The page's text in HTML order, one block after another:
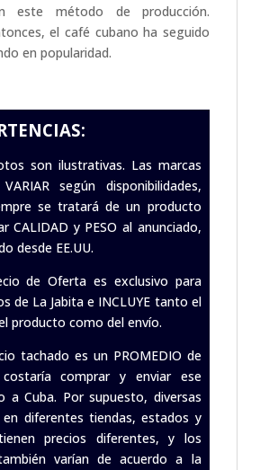
este método de producción.
el café cubano ha seguido
en popularidad.
son ilustrativas. Las marcas
según disponibilidades,
se tratará de un producto
CALIDAD y PESO al anunciado,
desde EE.UU.
de Oferta es exclusivo para
de La Jabita e INCLUYE tanto el
producto como del envío.
tachado es un PROMEDIO de
comprar y enviar ese
a Cuba. Por supuesto, diversas
en diferentes tiendas, estados y
precios diferentes, y los
varían de acuerdo a la